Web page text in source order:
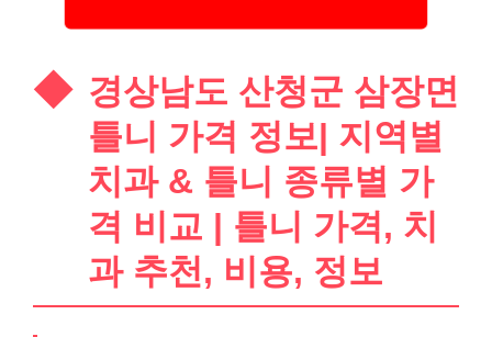
경상남도 산청군 삼장면
틀니 가격 정보| 지역별
치과 & 틀니 종류별 가
격 비교 | 틀니 가격, 치
과 추천, 비용, 정보